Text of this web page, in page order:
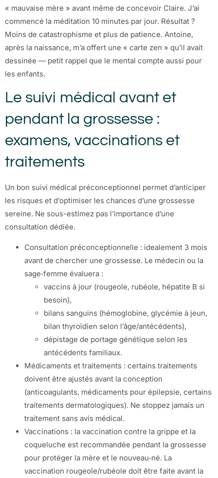
« mauvaise mère » avant même de concevoir Claire. J’ai
commencé la méditation 10 minutes par jour. Résultat ?
Moins de catastrophisme et plus de patience. Antoine,
après la naissance, m’a offert une « carte zen » qu’il avait
dessinée — petit rappel que le mental compte aussi pour
les enfants.
Le suivi médical avant et
pendant la grossesse :
examens, vaccinations et
traitements
Un bon suivi médical préconceptionnel permet d’anticiper
les risques et d’optimiser les chances d’une grossesse
sereine. Ne sous-estimez pas l’importance d’une
consultation dédiée.
Consultation préconceptionnelle : idealement 3 mois
avant de chercher une grossesse. Le médecin ou la
sage‑femme évaluera :
vaccins à jour (rougeole, rubéole, hépatite B si
besoin),
bilans sanguins (hémoglobine, glycémie à jeun,
bilan thyroïdien selon l’âge/antécédents),
dépistage de portage génétique selon les
antécédents familiaux.
Médicaments et traitements : certains traitements
doivent être ajustés avant la conception
(anticoagulants, médicaments pour épilepsie, certains
traitements dermatologiques). Ne stoppez jamais un
traitement sans avis médical.
Vaccinations : la vaccination contre la grippe et la
coqueluche est recommandée pendant la grossesse
pour protéger la mère et le nouveau‑né. La
vaccination rougeole/rubéole doit être faite avant la